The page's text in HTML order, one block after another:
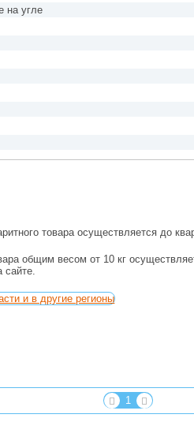
на угле
товара осуществляется до
общим весом от 10 кг
сайте.
и в другие регионы
1